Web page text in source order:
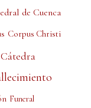
de Cuenca
Corpus Christi
Cátedra
Funeral